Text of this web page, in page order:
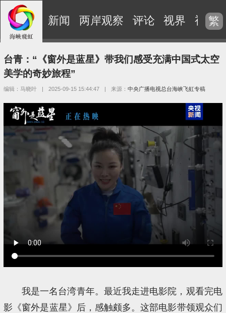
新闻 两岸观察 评论 视界 视频
繁
台青：“《窗外是蓝星》带我们感受充满中国式太空
美学的奇妙旅程”
编辑：马晓叶 | 2025-09-15 15:44:47 | 来源：中央广播电视总台海峡飞虹专稿
我是一名台湾青年。最近我走进电影院，观看完电
影《窗外是蓝星》后，感触颇多。这部电影带领观众们